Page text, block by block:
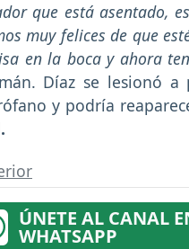
que está asentado,
muy felices de que
en la boca y ahora
Díaz se lesionó a
y podría
ÚNETE AL CANAL
WHATSAPP